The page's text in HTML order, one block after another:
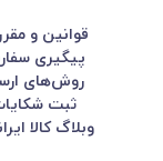
قوانین و
پیگیری
روش‌های
ثبت
وبلاگ کالا